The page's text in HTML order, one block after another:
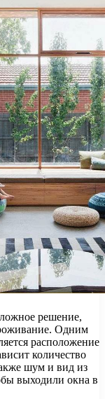
решение,
Одним
расположение
количество
шум и вид из
выходили окна в